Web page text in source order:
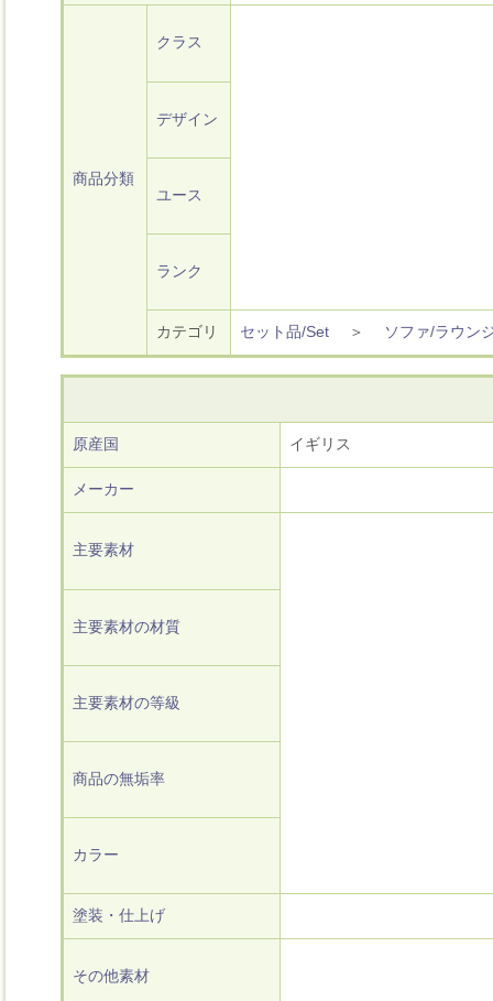
商品分類
クラス
デザイン
ユース
ランク
カテゴリ セット品/Set ＞ ソファ/ラウン
原産国 イギリス
メーカー
主要素材
主要素材の材質
主要素材の等級
商品の無垢率
カラー
塗装・仕上げ
その他素材